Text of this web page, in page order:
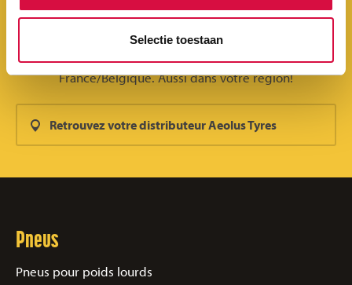
Selectie toestaan
France/Belgique. Aussi dans votre region!
Retrouvez votre distributeur Aeolus Tyres
Pneus
Pneus pour poids lourds